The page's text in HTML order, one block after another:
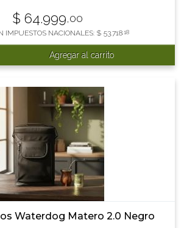
$ 64.999,00
IMPUESTOS NACIONALES: $ 53.718,18
Agregar al carrito
Waterdog Matero 2.0 Negro